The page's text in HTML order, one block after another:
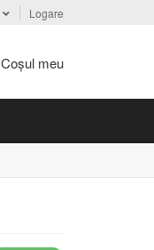
Logare
Coşul meu